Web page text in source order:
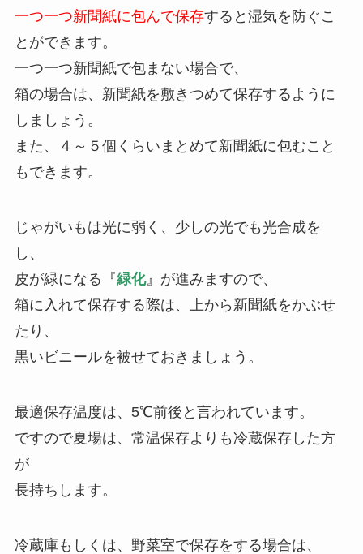
一つ一つ新聞紙に包んで保存すると湿気を防ぐこ
とができます。
一つ一つ新聞紙で包まない場合で、
箱の場合は、新聞紙を敷きつめて保存するように
しましょう。
また、４～５個くらいまとめて新聞紙に包むこと
もできます。
じゃがいもは光に弱く、少しの光でも光合成を
し、
皮が緑になる『緑化』が進みますので、
箱に入れて保存する際は、上から新聞紙をかぶせ
たり、
黒いビニールを被せておきましょう。
最適保存温度は、5℃前後と言われています。
ですので夏場は、常温保存よりも冷蔵保存した方
が
長持ちします。
冷蔵庫もしくは、野菜室で保存をする場合は、